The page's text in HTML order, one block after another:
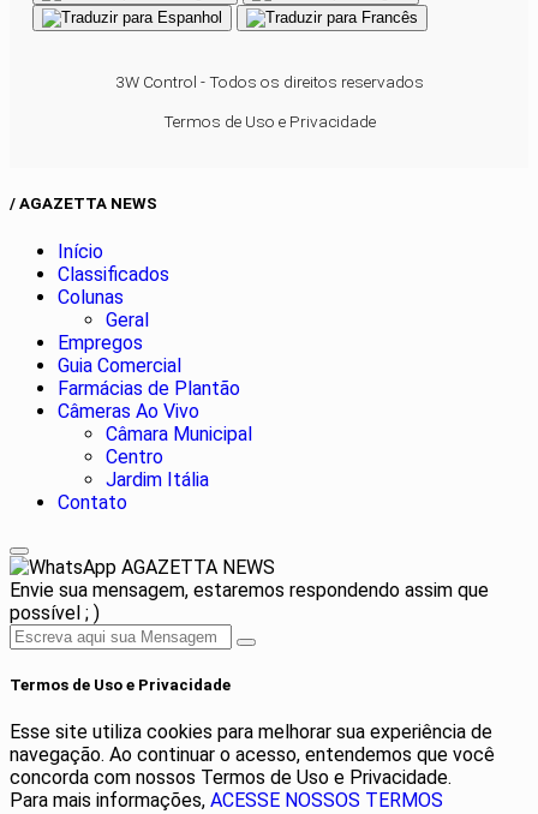
3W Control - Todos os direitos reservados
Termos de Uso e Privacidade
/ AGAZETTA NEWS
Início
Classificados
Colunas
Geral
Empregos
Guia Comercial
Farmácias de Plantão
Câmeras Ao Vivo
Câmara Municipal
Centro
Jardim Itália
Contato
AGAZETTA NEWS
Envie sua mensagem, estaremos respondendo assim que
possível ; )
Termos de Uso e Privacidade
Esse site utiliza cookies para melhorar sua experiência de
navegação. Ao continuar o acesso, entendemos que você
concorda com nossos Termos de Uso e Privacidade.
Para mais informações, ACESSE NOSSOS TERMOS